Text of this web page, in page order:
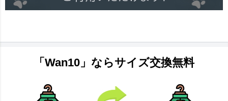
「Wan10」ならサイズ交換無料